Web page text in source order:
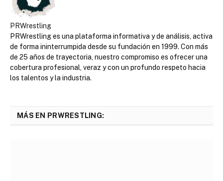
PRWrestling
PRWrestling es una plataforma informativa y de análisis, activa
de forma ininterrumpida desde su fundación en 1999. Con más
de 25 años de trayectoria, nuestro compromiso es ofrecer una
cobertura profesional, veraz y con un profundo respeto hacia
los talentos y la industria.
MÁS EN PRWRESTLING: